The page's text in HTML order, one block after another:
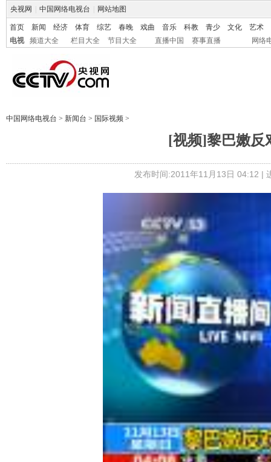
央视网 中国网络电视台 网站地图
首页 新闻 经济 体育 综艺 春晚 戏曲 音乐 科教 青少 文化
艺术
电视
频道大全 栏目大全 节目大全 直播中国 赛事直播 网络
中国网络电视台 > 新闻台 > 国际视频 >
[视频]黎巴嫩反
发布时间:2011年11月13日 04:12 |